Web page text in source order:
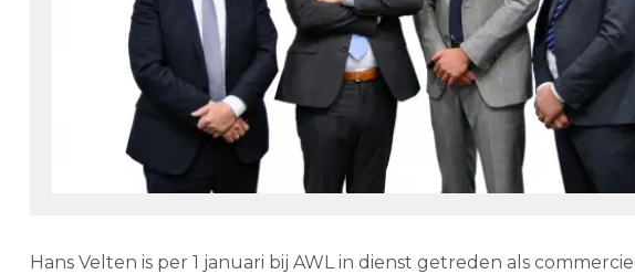
Hans Velten is per 1 januari bij AWL in dienst getreden als